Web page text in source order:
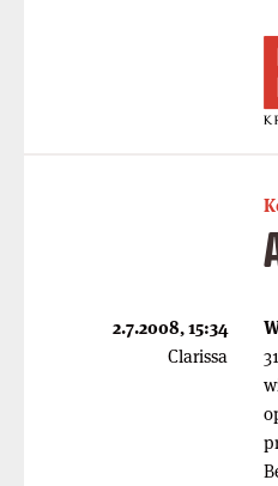
2.7.2008, 15:34
Clarissa